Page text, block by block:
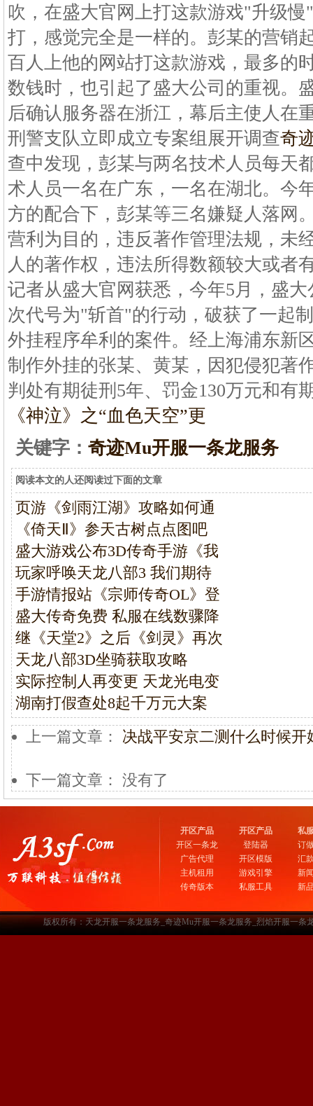
吹，在盛大官网上打这款游戏"升级
打，感觉完全是一样的。彭某的营销
百人上他的网站打这款游戏，最多的
数钱时，也引起了盛大公司的重视。
后确认服务器在浙江，幕后主使人在
刑警支队立即成立专案组展开调查奇
查中发现，彭某与两名技术人员每天
术人员一名在广东，一名在湖北。今
方的配合下，彭某等三名嫌疑人落网
营利为目的，违反著作管理法规，未
人的著作权，违法所得数额较大或者
记者从盛大官网获悉，今年5月，盛
次代号为"斩首"的行动，破获了一起
外挂程序牟利的案件。经上海浦东新
制作外挂的张某、黄某，因犯侵犯著
判处有期徒刑5年、罚金130万元和有
《神泣》之“血色天空”更
关键字： 奇迹Mu开服一条龙服务
阅读本文的人还阅读过下面的文章
页游《剑雨江湖》攻略如何通
《倚天Ⅱ》参天古树点点图吧
盛大游戏公布3D传奇手游《我
玩家呼唤天龙八部3 我们期待
手游情报站《宗师传奇OL》登
盛大传奇免费 私服在线数骤降
继《天堂2》之后《剑灵》再次
天龙八部3D坐骑获取攻略
实际控制人再变更 天龙光电变
湖南打假查处8起千万元大案
上一篇文章： 决战平安京二测什么时候
下一篇文章： 没有了
开区产品
开区一条龙
广告代理
主机租用
传奇版本
开区产品
登陆器
开区模版
游戏引擎
私服工具
私
订
汇
新
新
版权所有：天龙开服一条龙服务_奇迹Mu开服一条龙服务_烈焰开服一条